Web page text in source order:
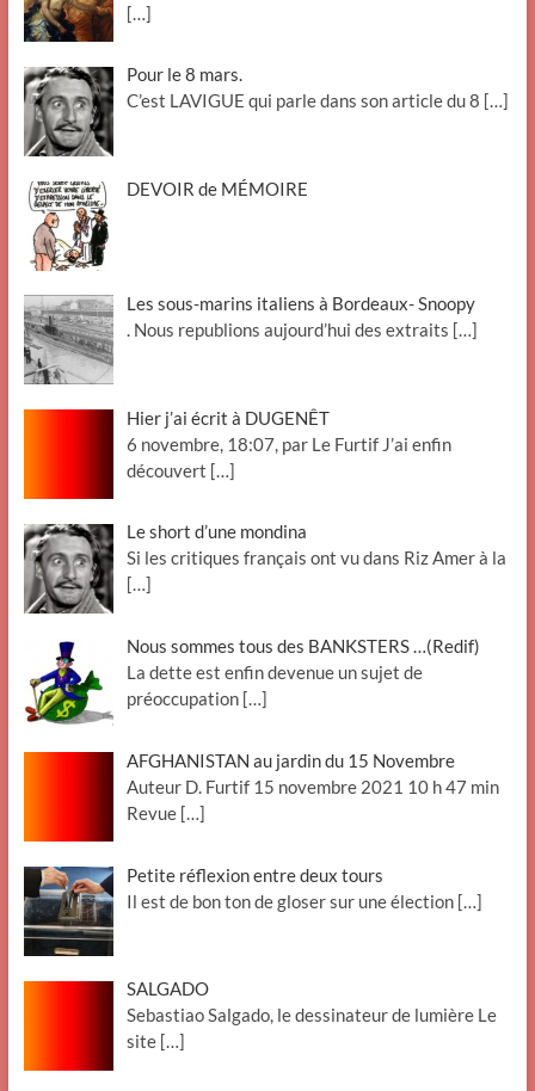
[…]
Pour le 8 mars.
C’est LAVIGUE qui parle dans son article du 8 […]
DEVOIR de MÉMOIRE
Les sous-marins italiens à Bordeaux- Snoopy
. Nous republions aujourd’hui des extraits […]
Hier j’ai écrit à DUGENÊT
6 novembre, 18:07, par Le Furtif J’ai enfin
découvert […]
Le short d’une mondina
Si les critiques français ont vu dans Riz Amer à la
[…]
Nous sommes tous des BANKSTERS …(Redif)
La dette est enfin devenue un sujet de
préoccupation […]
AFGHANISTAN au jardin du 15 Novembre
Auteur D. Furtif 15 novembre 2021 10 h 47 min
Revue […]
Petite réflexion entre deux tours
Il est de bon ton de gloser sur une élection […]
SALGADO
Sebastiao Salgado, le dessinateur de lumière Le
site […]